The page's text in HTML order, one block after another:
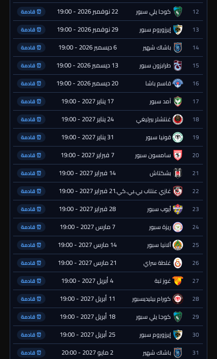
12 كوجا يلي سبور 22 نوفمبر 2026 - 19:00 ⏰ قادمة
13 إيرزوروم سبور 29 نوفمبر 2026 - 19:00 ⏰ قادمة
14 باشاك شهير 6 ديسمبر 2026 - 19:00 ⏰ قادمة
15 طرابزون سبور 13 ديسمبر 2026 - 19:00 ⏰ قادمة
16 قاسم باشا 20 ديسمبر 2026 - 19:00 ⏰ قادمة
17 آمد سبور 17 يناير 2027 - 19:00 ⏰ قادمة
18 غنتشلر بيرليغي 24 يناير 2027 - 19:00 ⏰ قادمة
19 قونيا سبور 31 يناير 2027 - 19:00 ⏰ قادمة
20 سامسون سبور 7 فبراير 2027 - 19:00 ⏰ قادمة
21 بشكتاش 14 فبراير 2027 - 19:00 ⏰ قادمة
22 غازي عنتاب بي.بي.كي.21 فبراير 2027 - 19:00 ⏰ قادمة
23 أيوب سبور 28 فبراير 2027 - 19:00 ⏰ قادمة
24 ريزة سبور 7 مارس 2027 - 19:00 ⏰ قادمة
25 ألانيا سبور 14 مارس 2027 - 19:00 ⏰ قادمة
26 غلطة سراي 21 مارس 2027 - 19:00 ⏰ قادمة
27 غوز تبة 4 أبريل 2027 - 19:00 ⏰ قادمة
28 كورام بيليديسبور 11 أبريل 2027 - 19:00 ⏰ قادمة
29 كوجا يلي سبور 18 أبريل 2027 - 19:00 ⏰ قادمة
30 إيرزوروم سبور 25 أبريل 2027 - 19:00 ⏰ قادمة
31 باشاك شهير 2 مايو 2027 - 20:00 ⏰ قادمة